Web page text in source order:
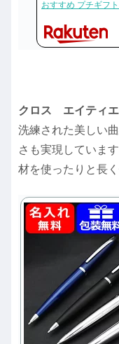
おすすめ プチギフ
クロス エイティ
洗練された美しい
さも実現していま
材を使ったりと長